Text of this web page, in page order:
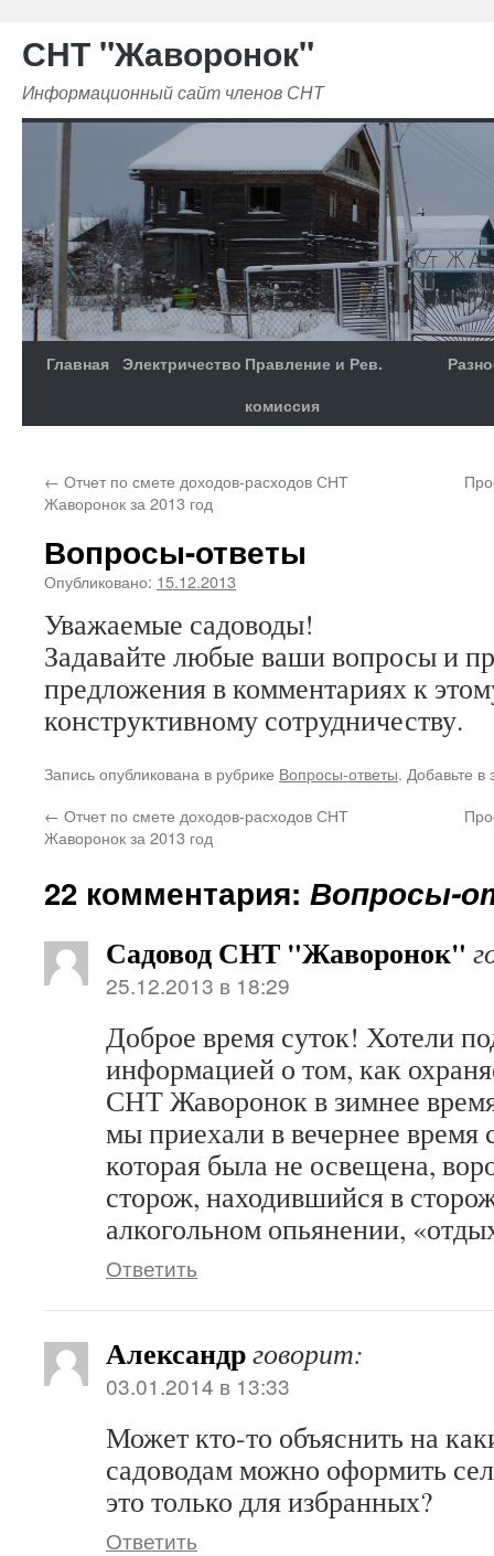
СНТ "Жаворонок"
Информационный сайт членов СНТ
Главная Электричество Правление и Рев.
комиссия
← Отчет по смете доходов-расходов СНТ
Жаворонок за 2013 год
Вопросы-ответы
Опубликовано: 15.12.2013
Уважаемые садоводы!
Задавайте любые ваши вопросы и
предложения в комментариях к
конструктивному сотрудничеству.
Запись опубликована в рубрике Вопросы-ответы. Добавьте в
← Отчет по смете доходов-расходов СНТ
Жаворонок за 2013 год
22 комментария: Вопросы-
Садовод СНТ "Жаворонок"
25.12.2013 в 18:29
Доброе время суток! Хотели
информацией о том, как
СНТ Жаворонок в зимнее
мы приехали в вечернее время
которая была не освещена,
сторож, находившийся в
алкогольном опьянении,
Ответить
Александрговорит:
03.01.2014 в 13:33
Может кто-то объяснить на
садоводам можно оформить
это только для избранных?
Ответить